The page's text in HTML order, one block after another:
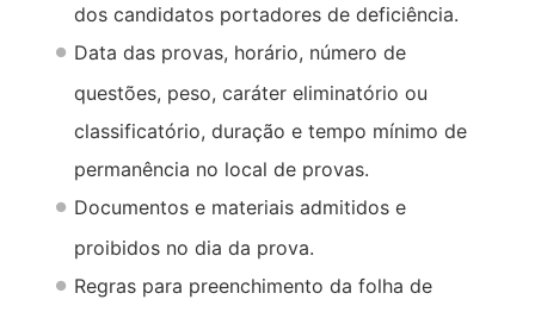
dos candidatos portadores de deficiência.
Data das provas, horário, número de
questões, peso, caráter eliminatório ou
classificatório, duração e tempo mínimo de
permanência no local de provas.
Documentos e materiais admitidos e
proibidos no dia da prova.
Regras para preenchimento da folha de